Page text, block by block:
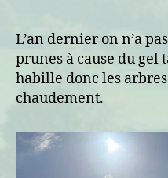
L’an dernier on n’a
prunes à cause du gel
habille donc les
chaudement.